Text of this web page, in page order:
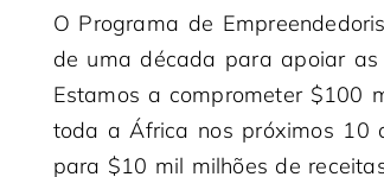
O Programa de
de uma década para apoiar
Estamos a comprometer $100
toda a África nos próximos 10
para $10 mil milhões de